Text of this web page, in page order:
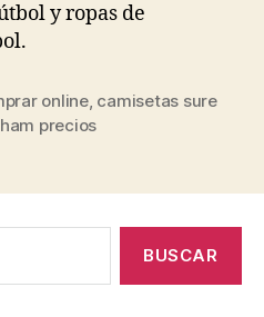
y ropas de
online, camisetas sure
precios